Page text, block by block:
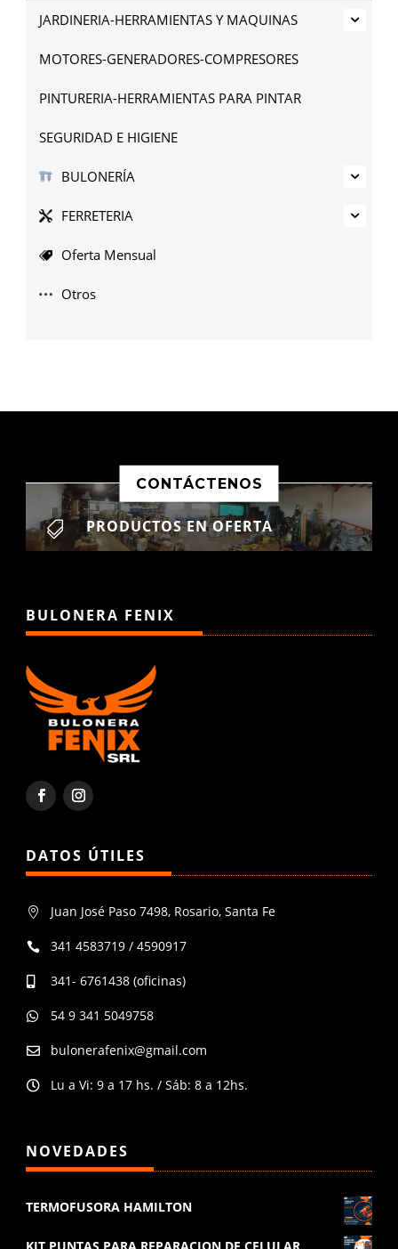
JARDINERIA-HERRAMIENTAS Y MAQUINAS
MOTORES-GENERADORES-COMPRESORES
PINTURERIA-HERRAMIENTAS PARA PINTAR
SEGURIDAD E HIGIENE
BULONERÍA
FERRETERIA
Oferta Mensual
Otros
CONTÁCTENOS
 PRODUCTOS EN OFERTA
BULONERA FENIX
DATOS ÚTILES
 Juan José Paso 7498, Rosario, Santa Fe
 341 4583719 / 4590917
 341- 6761438 (oficinas)
 54 9 341 5049758
 bulonerafenix@gmail.com
 Lu a Vi: 9 a 17 hs. / Sáb: 8 a 12hs.
NOVEDADES
TERMOFUSORA HAMILTON